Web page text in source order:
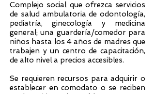
Complejo social que ofrezca servicios
de salud ambulatoria de odontología,
pediatría, ginecología y medicina
general; una guardería/comedor para
niños hasta los 4 años de madres que
trabajen y un centro de capacitación,
de alto nivel a precios accesibles.
Se requieren recursos para adquirir o
establecer en comodato o se reciben